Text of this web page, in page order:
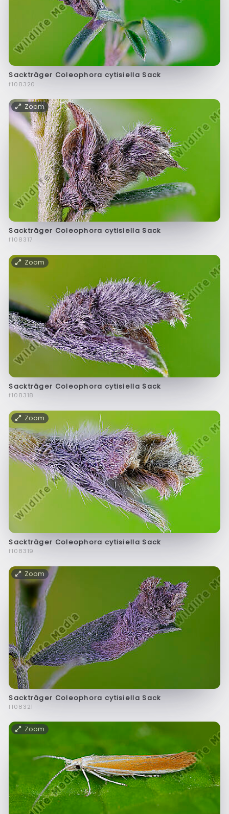
Sackträger Coleophora cytisiella Sack
f108320
Zoom
Sackträger Coleophora cytisiella Sack
f108317
Zoom
Sackträger Coleophora cytisiella Sack
f108318
Zoom
Sackträger Coleophora cytisiella Sack
f108319
Zoom
Sackträger Coleophora cytisiella Sack
f108321
Zoom